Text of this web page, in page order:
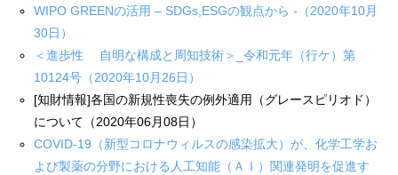
WIPO GREENの活用 – SDGs,ESGの観点から -（2020年10月
30日）
＜進歩性 自明な構成と周知技術＞_令和元年（行ケ）第
10124号（2020年10月26日）
[知財情報]各国の新規性喪失の例外適用（グレースピリオド）
について（2020年06月08日）
COVID-19（新型コロナウィルスの感染拡大）が、化学工学お
よび製薬の分野における人工知能（ＡＩ）関連発明を促進す